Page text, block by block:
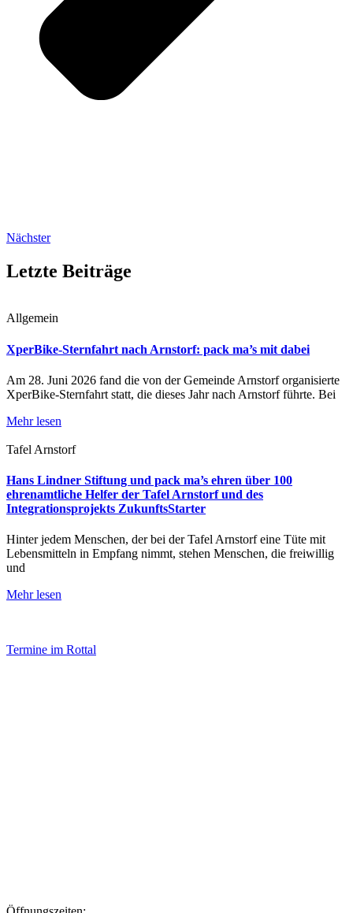
Nächster
Letzte Beiträge
Allgemein
XperBike-Sternfahrt nach Arnstorf: pack ma’s mit dabei
Am 28. Juni 2026 fand die von der Gemeinde Arnstorf organisierte
XperBike-Sternfahrt statt, die dieses Jahr nach Arnstorf führte. Bei
Mehr lesen
Tafel Arnstorf
Hans Lindner Stiftung und pack ma’s ehren über 100
ehrenamtliche Helfer der Tafel Arnstorf und des
Integrationsprojekts ZukunftsStarter
Hinter jedem Menschen, der bei der Tafel Arnstorf eine Tüte mit
Lebensmitteln in Empfang nimmt, stehen Menschen, die freiwillig
und
Mehr lesen
Termine im Rottal